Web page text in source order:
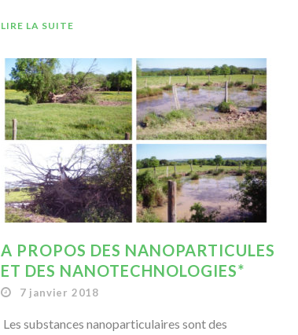
LIRE LA SUITE
A PROPOS DES NANOPARTICULES
ET DES NANOTECHNOLOGIES*
7 janvier 2018
Les substances nanoparticulaires sont des